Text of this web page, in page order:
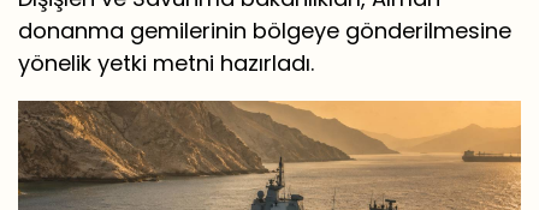
donanma gemilerinin bölgeye gönderilmesine
yönelik yetki metni hazırladı.